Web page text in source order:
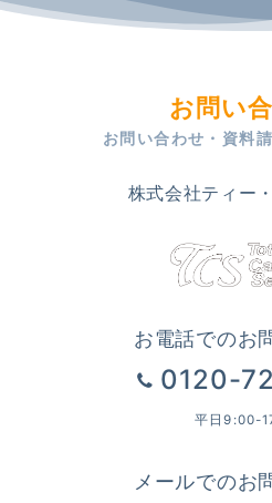
お問い
お問い合わせ・資料
株式会社ティー
お電話でのお
0120-
平日9:00-
メールでのお